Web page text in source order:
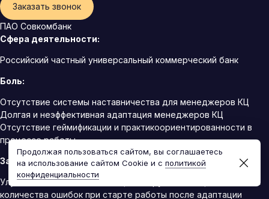
Заказать звонок
ПАО Совкомбанк
Сфера деятельности:
Российский частный универсальный коммерческий банк
Боль:
Отсутствие системы наставничества для менеджеров КЦ
Долгая и неэффективная адаптация менеджеров КЦ
Отсутствие геймификации и практикоориентированности в
процессе работы
Запрос клиента:
Улучшение качества адаптации сотрудников КЦ Уменьшение
количества ошибок при старте работы после адаптации
Продолжая пользоваться сайтом, вы соглашаетесь
на использование сайтом Cookie и с политикой
конфиденциальности